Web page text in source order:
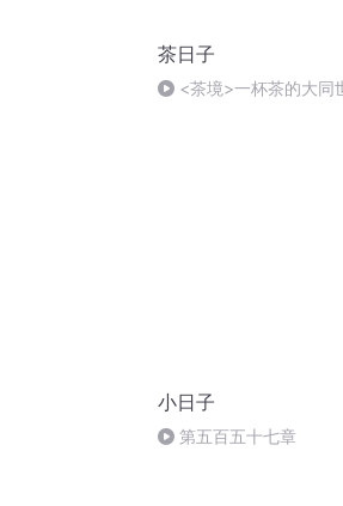
茶日子
<茶境>一杯茶的大同
小日子
第五百五十七章